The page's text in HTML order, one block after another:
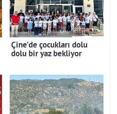
Çine'de çocukları dolu
dolu bir yaz bekliyor